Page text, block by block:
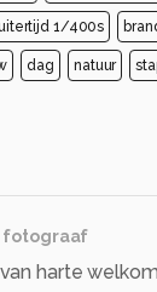
1/400s
dag natuur
fotograaf
harte